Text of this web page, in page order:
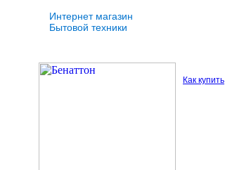
Интернет магазин
Бытовой техники
Как купить